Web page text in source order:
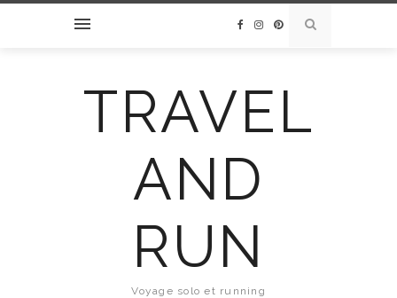
TRAVEL
AND
RUN
Voyage solo et running